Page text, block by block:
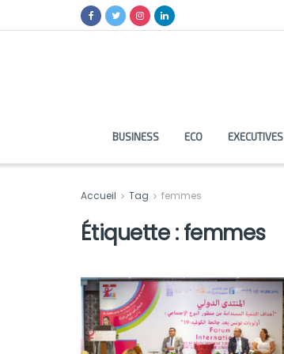
BUSINESS ECO EXECUTIVES
Accueil Tag femmes
Étiquette :femmes